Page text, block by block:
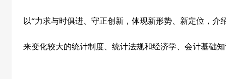
以“力求与时俱进、守正创新，体现新形势、新定位，介
来变化较大的统计制度、统计法规和经济学、会计基础